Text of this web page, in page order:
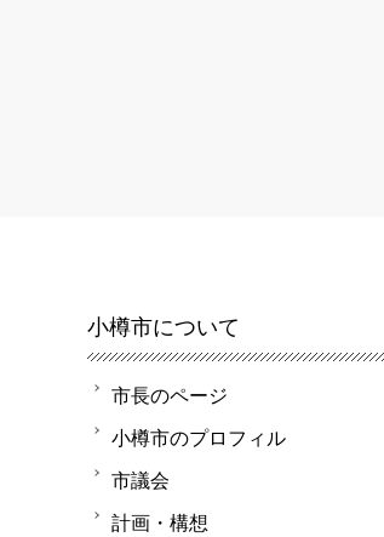
小樽市について
市長のページ
小樽市のプロフィル
市議会
計画・構想